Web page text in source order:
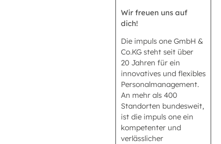
Wir freuen uns auf
dich!
Die impuls one GmbH &
Co.KG steht seit über
20 Jahren für ein
innovatives und flexibles
Personalmanagement.
An mehr als 400
Standorten bundesweit,
ist die impuls one ein
kompetenter und
verlässlicher